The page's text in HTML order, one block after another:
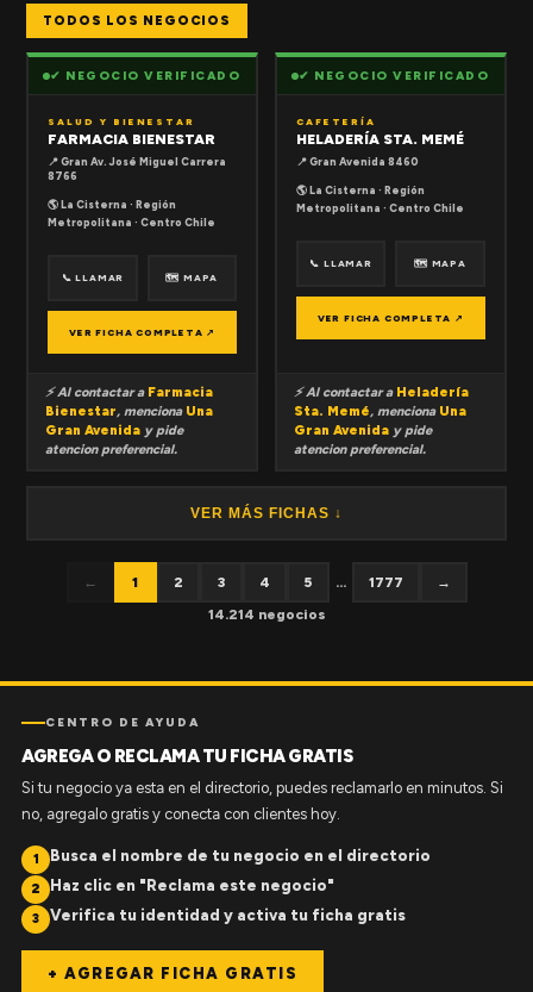
TODOS LOS NEGOCIOS
✔ NEGOCIO VERIFICADO
SALUD Y BIENESTAR
FARMACIA BIENESTAR
📍 Gran Av. José Miguel Carrera
8766
🌎 La Cisterna · Región
Metropolitana · Centro Chile
📞 LLAMAR 🗺 MAPA
VER FICHA COMPLETA ↗
⚡ Al contactar a Farmacia
Bienestar, menciona Una
Gran Avenida y pide
atencion preferencial.
✔ NEGOCIO VERIFICADO
CAFETERÍA
HELADERÍA STA. MEMÉ
📍 Gran Avenida 8460
🌎 La Cisterna · Región
Metropolitana · Centro Chile
📞 LLAMAR 🗺 MAPA
VER FICHA COMPLETA ↗
⚡ Al contactar a Heladería
Sta. Memé, menciona Una
Gran Avenida y pide
atencion preferencial.
VER MÁS FICHAS ↓
← 1 2 3 4 5 ... 1777
→
14.214 negocios
CENTRO DE AYUDA
AGREGA O RECLAMA TU FICHA GRATIS
Si tu negocio ya esta en el directorio, puedes reclamarlo en minutos. Si
no, agregalo gratis y conecta con clientes hoy.
1 Busca el nombre de tu negocio en el directorio
2 Haz clic en "Reclama este negocio"
3 Verifica tu identidad y activa tu ficha gratis
+ AGREGAR FICHA GRATIS